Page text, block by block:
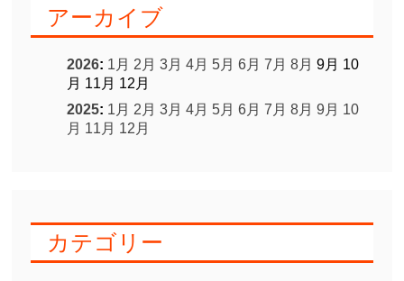
アーカイブ
2026: 1月 2月 3月 4月 5月 6月 7月 8月 9月 10
月 11月 12月
2025: 1月 2月 3月 4月 5月 6月 7月 8月 9月 10
月 11月 12月
カテゴリー